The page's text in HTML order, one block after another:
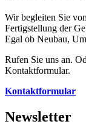
Wir begleiten Sie
Fertigstellung der
Egal ob Neubau,
Rufen Sie uns an.
Kontaktformular.
Kontaktformular
Newsletter